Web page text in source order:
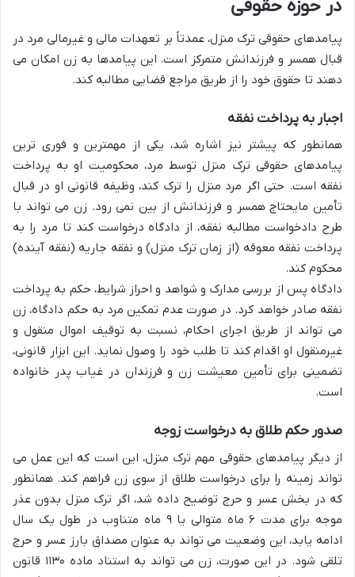
در حوزه حقوقی
پیامدهای حقوقی ترک منزل، عمدتاً بر تعهدات مالی و غیرمالی مرد در
قبال همسر و فرزندانش متمرکز است. این پیامدها به زن امکان می
دهند تا حقوق خود را از طریق مراجع قضایی مطالبه کند.
اجبار به پرداخت نفقه
همانطور که پیشتر نیز اشاره شد، یکی از مهمترین و فوری ترین
پیامدهای حقوقی ترک منزل توسط مرد، محکومیت او به پرداخت
نفقه است. حتی اگر مرد منزل را ترک کند، وظیفه قانونی او در قبال
تأمین مایحتاج همسر و فرزندانش از بین نمی رود. زن می تواند با
طرح دادخواست مطالبه نفقه، از دادگاه درخواست کند تا مرد را به
پرداخت نفقه معوقه (از زمان ترک منزل) و نفقه جاریه (نفقه آینده)
محکوم کند.
دادگاه پس از بررسی مدارک و شواهد و احراز شرایط، حکم به پرداخت
نفقه صادر خواهد کرد. در صورت عدم تمکین مرد به حکم دادگاه، زن
می تواند از طریق اجرای احکام، نسبت به توقیف اموال منقول و
غیرمنقول او اقدام کند تا طلب خود را وصول نماید. این ابزار قانونی،
تضمینی برای تأمین معیشت زن و فرزندان در غیاب پدر خانواده
است.
صدور حکم طلاق به درخواست زوجه
از دیگر پیامدهای حقوقی مهم ترک منزل، این است که این عمل می
تواند زمینه را برای درخواست طلاق از سوی زن فراهم کند. همانطور
که در بخش عسر و حرج توضیح داده شد، اگر ترک منزل بدون عذر
موجه برای مدت ۶ ماه متوالی یا ۹ ماه متناوب در طول یک سال
ادامه یابد، این وضعیت می تواند به عنوان مصداق بارز عسر و حرج
تلقی شود. در این صورت، زن می تواند به استناد ماده ۱۱۳۰ قانون